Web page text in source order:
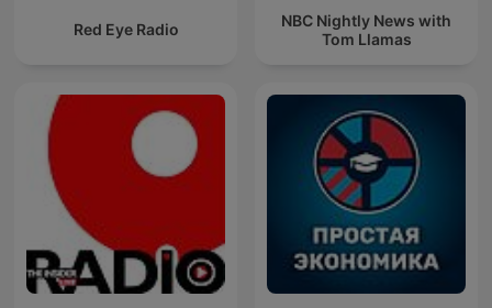
Red Eye Radio
NBC Nightly News with
Tom Llamas